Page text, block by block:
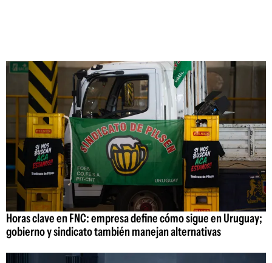
Horas clave en FNC: empresa define cómo sigue en Uruguay;
gobierno y sindicato también manejan alternativas